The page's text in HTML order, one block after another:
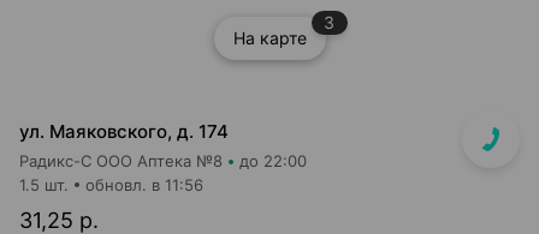
На карте
3
ул. Маяковского, д. 174
Радикс-С ООО Аптека №8 до 22:00
31,25 р.
1.5 шт. обновл. в 11:56